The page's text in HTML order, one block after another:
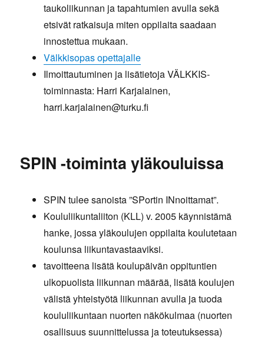
taukoliikunnan ja tapahtumien avulla sekä
etsivät ratkaisuja miten oppilaita saadaan
innostettua mukaan.
Välkkisopas opettajalle
Ilmoittautuminen ja lisätietoja VÄLKKIS-
toiminnasta: Harri Karjalainen,
harri.karjalainen@turku.fi
SPIN -toiminta yläkouluissa
SPIN tulee sanoista ”SPortin INnoittamat”.
Koululiikuntaliiton (KLL) v. 2005 käynnistämä
hanke, jossa yläkoulujen oppilaita koulutetaan
koulunsa liikuntavastaaviksi.
tavoitteena lisätä koulupäivän oppituntien
ulkopuolista liikunnan määrää, lisätä koulujen
välistä yhteistyötä liikunnan avulla ja tuoda
koululiikuntaan nuorten näkökulmaa (nuorten
osallisuus suunnittelussa ja toteutuksessa)